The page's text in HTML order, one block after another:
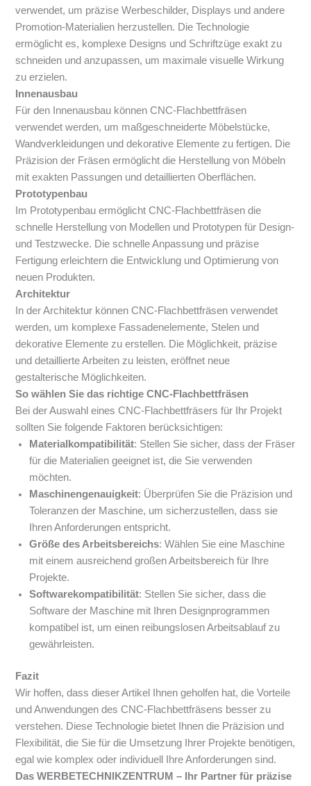
verwendet, um präzise Werbeschilder, Displays und andere
Promotion-Materialien herzustellen. Die Technologie
ermöglicht es, komplexe Designs und Schriftzüge exakt zu
schneiden und anzupassen, um maximale visuelle Wirkung
zu erzielen.
Innenausbau
Für den Innenausbau können CNC-Flachbettfräsen
verwendet werden, um maßgeschneiderte Möbelstücke,
Wandverkleidungen und dekorative Elemente zu fertigen. Die
Präzision der Fräsen ermöglicht die Herstellung von Möbeln
mit exakten Passungen und detaillierten Oberflächen.
Prototypenbau
Im Prototypenbau ermöglicht CNC-Flachbettfräsen die
schnelle Herstellung von Modellen und Prototypen für Design-
und Testzwecke. Die schnelle Anpassung und präzise
Fertigung erleichtern die Entwicklung und Optimierung von
neuen Produkten.
Architektur
In der Architektur können CNC-Flachbettfräsen verwendet
werden, um komplexe Fassadenelemente, Stelen und
dekorative Elemente zu erstellen. Die Möglichkeit, präzise
und detaillierte Arbeiten zu leisten, eröffnet neue
gestalterische Möglichkeiten.
So wählen Sie das richtige CNC-Flachbettfräsen
Bei der Auswahl eines CNC-Flachbettfräsers für Ihr Projekt
sollten Sie folgende Faktoren berücksichtigen:
Materialkompatibilität: Stellen Sie sicher, dass der Fräser
für die Materialien geeignet ist, die Sie verwenden
möchten.
Maschinengenauigkeit: Überprüfen Sie die Präzision und
Toleranzen der Maschine, um sicherzustellen, dass sie
Ihren Anforderungen entspricht.
Größe des Arbeitsbereichs: Wählen Sie eine Maschine
mit einem ausreichend großen Arbeitsbereich für Ihre
Projekte.
Softwarekompatibilität: Stellen Sie sicher, dass die
Software der Maschine mit Ihren Designprogrammen
kompatibel ist, um einen reibungslosen Arbeitsablauf zu
gewährleisten.
Fazit
Wir hoffen, dass dieser Artikel Ihnen geholfen hat, die Vorteile
und Anwendungen des CNC-Flachbettfräsens besser zu
verstehen. Diese Technologie bietet Ihnen die Präzision und
Flexibilität, die Sie für die Umsetzung Ihrer Projekte benötigen,
egal wie komplex oder individuell Ihre Anforderungen sind.
Das WERBETECHNIKZENTRUM – Ihr Partner für präzise